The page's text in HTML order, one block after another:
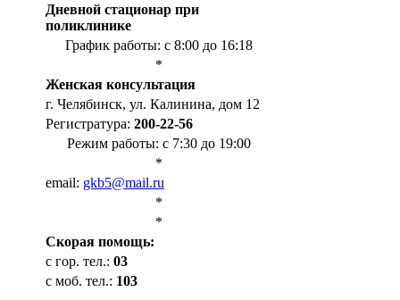
Дневной стационар при
поликлинике
График работы: с 8:00 до 16:18
*
Женская консультация
г. Челябинск, ул. Калинина, дом 12
Регистратура: 200-22-56
Режим работы: с 7:30 до 19:00
*
email: gkb5@mail.ru
*
*
Cкорая помощь:
с гор. тел.: 03
с моб. тел.: 103